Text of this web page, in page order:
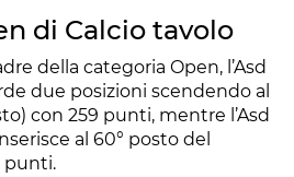
di Calcio tavolo
della categoria Open, l’Asd
due posizioni scendendo al
con 259 punti, mentre l’Asd
al 60° posto del
punti.